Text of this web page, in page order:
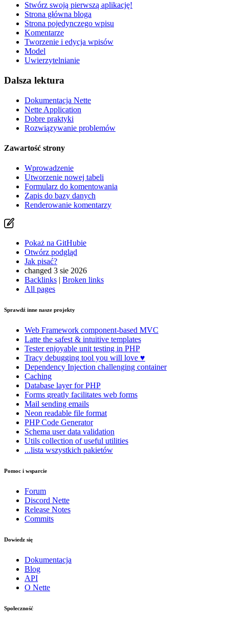
Znalazłeś/aś problem na tej stronie?
Pokaż na GitHubie(następnie naciśnij E, aby edytować)
Otwórz podgląd
Stwórz swoją pierwszą aplikację!
Strona główna bloga
Strona pojedynczego wpisu
Komentarze
Tworzenie i edycja wpisów
Model
Uwierzytelnianie
Dalsza lektura
Dokumentacja Nette
Nette Application
Dobre praktyki
Rozwiązywanie problemów
Zawartość strony
Wprowadzenie
Utworzenie nowej tabeli
Formularz do komentowania
Zapis do bazy danych
Renderowanie komentarzy
Pokaż na GitHubie
Otwórz podgląd
Jak pisać?
changed 3 sie 2026
Backlinks | Broken links
All pages
Sprawdź inne nasze projekty
Web Framework component-based MVC
Latte the safest & intuitive templates
Testerenjoyable unit testing in PHP
Tracy debugging tool you will love ♥
Dependency Injection challenging container
Caching
Database layer for PHP
Forms greatly facilitates web forms
Mail sending emails
Neon readable file format
PHP Code Generator
Schema user data validation
Utils collection of useful utilities
...lista wszystkich pakietów
Pomoc i wsparcie
Forum
Discord Nette
Release Notes
Commits
Dowiedz się
Dokumentacja
Blog
API
O Nette
Społeczność